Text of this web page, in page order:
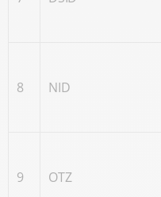
8 NID
9 OTZ